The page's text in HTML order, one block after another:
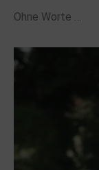
Ohne Worte …